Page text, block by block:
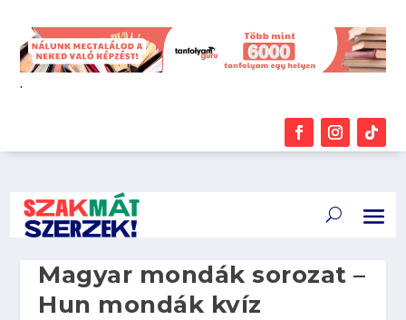
.
Magyar mondák sorozat –
Hun mondák kvíz